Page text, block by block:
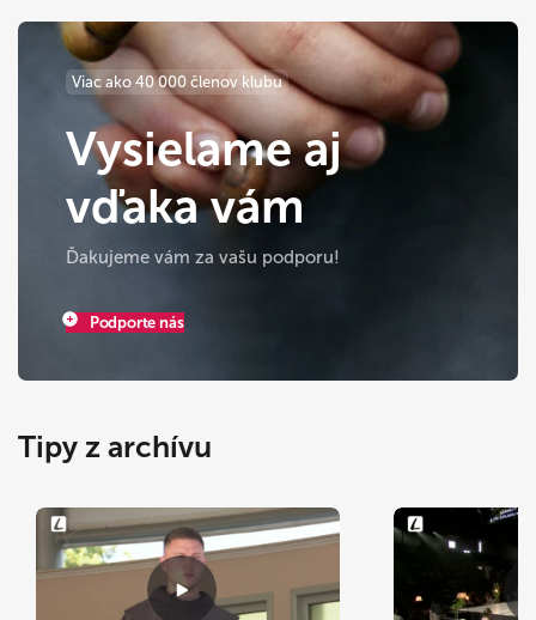
Viac ako 40 000 členov klubu
Vysielame aj
vďaka vám
Ďakujeme vám za vašu podporu!
Podporte nás
Tipy z archívu